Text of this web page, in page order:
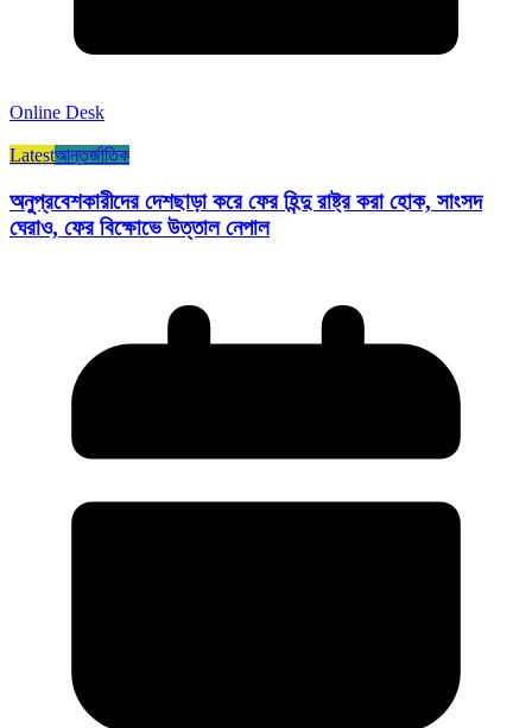
Online Desk
Latestআন্তর্জাতিক
অনুপ্রবেশকারীদের দেশছাড়া করে ফের হিন্দু রাষ্ট্র করা হোক, সাংসদ
ঘেরাও, ফের বিক্ষোভে উত্তাল নেপাল